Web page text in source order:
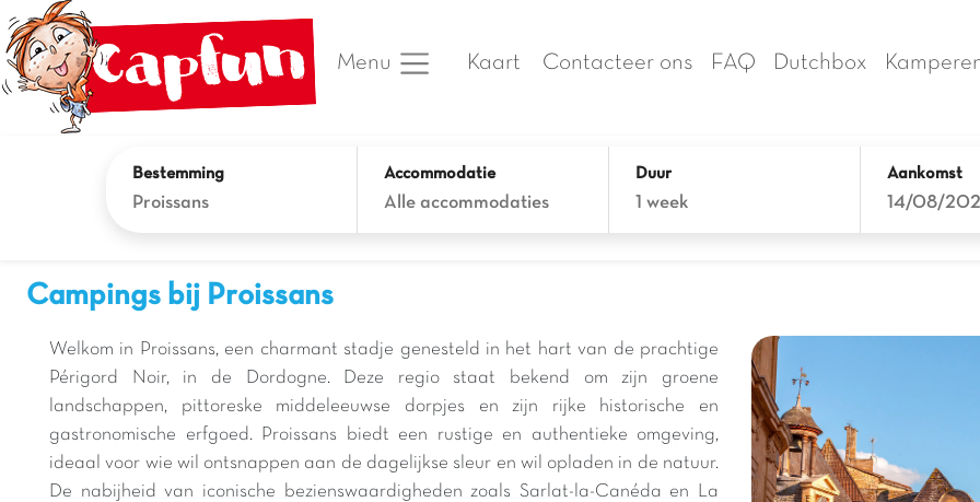
Menu Kaart Contacteer ons FAQ Dutchbox
Bestemming
Proissans
Accommodatie
Alle accommodaties
Duur
1 week
Aankomst
14/08/
Campings bij Proissans
Welkom in Proissans, een charmant stadje genesteld in het hart van de prachtige
Périgord Noir, in de Dordogne. Deze regio staat bekend om zijn groene
landschappen, pittoreske middeleeuwse dorpjes en zijn rijke historische en
gastronomische erfgoed. Proissans biedt een rustige en authentieke omgeving,
ideaal voor wie wil ontsnappen aan de dagelijkse sleur en wil opladen in de natuur.
De nabijheid van iconische bezienswaardigheden zoals Sarlat-la-Canéda en La